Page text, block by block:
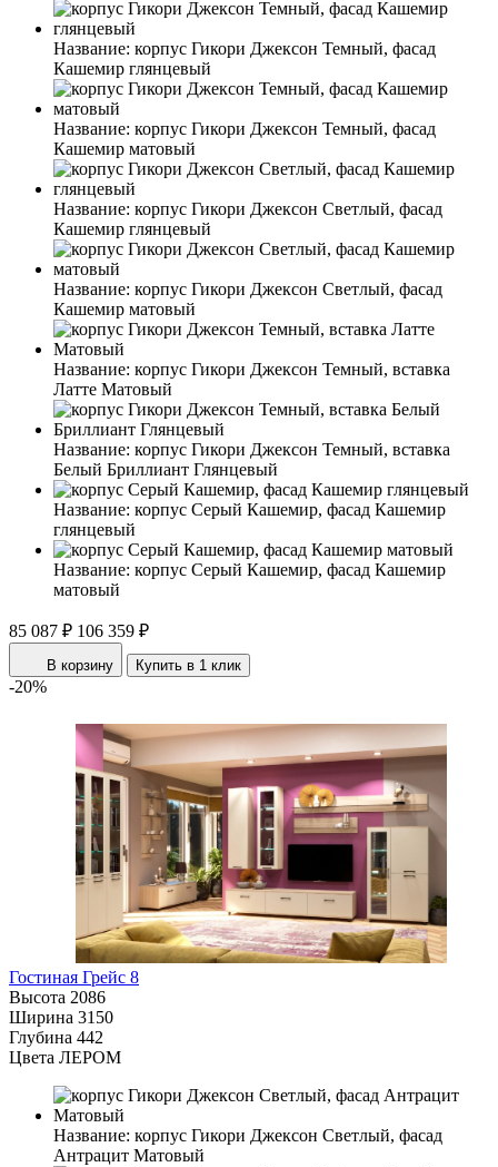
Название: корпус Гикори Джексон Темный, фасад
Кашемир глянцевый
Название: корпус Гикори Джексон Темный, фасад
Кашемир матовый
Название: корпус Гикори Джексон Светлый, фасад
Кашемир глянцевый
Название: корпус Гикори Джексон Светлый, фасад
Кашемир матовый
Название: корпус Гикори Джексон Темный, вставка
Латте Матовый
Название: корпус Гикори Джексон Темный, вставка
Белый Бриллиант Глянцевый
Название: корпус Серый Кашемир, фасад Кашемир
глянцевый
Название: корпус Серый Кашемир, фасад Кашемир
матовый
85 087 ₽ 106 359 ₽
В корзину Купить в 1 клик
-20%
Гостиная Грейс 8
Высота 2086
Ширина 3150
Глубина 442
Цвета ЛЕРОМ
Название: корпус Гикори Джексон Светлый, фасад
Антрацит Матовый